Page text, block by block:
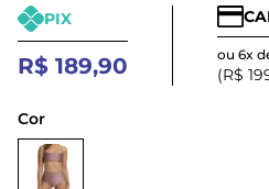
PIX
R$ 189,90 ou 6x
(R$
Cor